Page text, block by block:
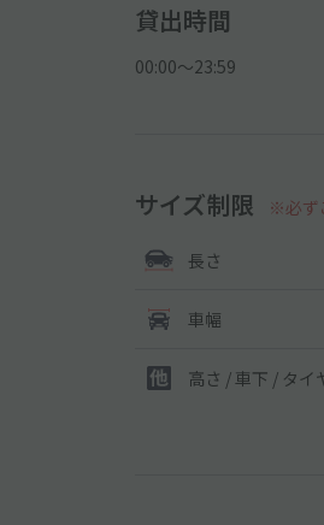
貸出時間
00:00〜23:59
サイズ制限 ※必ず
長さ
車幅
高さ / 車下 / タイ